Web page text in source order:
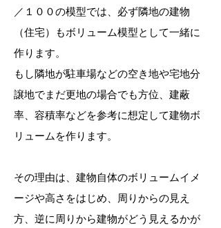
／１００の模型では、必ず隣地の建物
（住宅）もボリューム模型として一緒に
作ります。
もし隣地が駐車場などの空き地や宅地分
譲地でまだ更地の場合でも方位、建蔽
率、容積率などを参考に想定して建物ボ
リュームを作ります。
その理由は、建物自体のボリュームイメ
ージや高さをはじめ、周りからの見え
方、逆に周りから建物がどう見えるかが